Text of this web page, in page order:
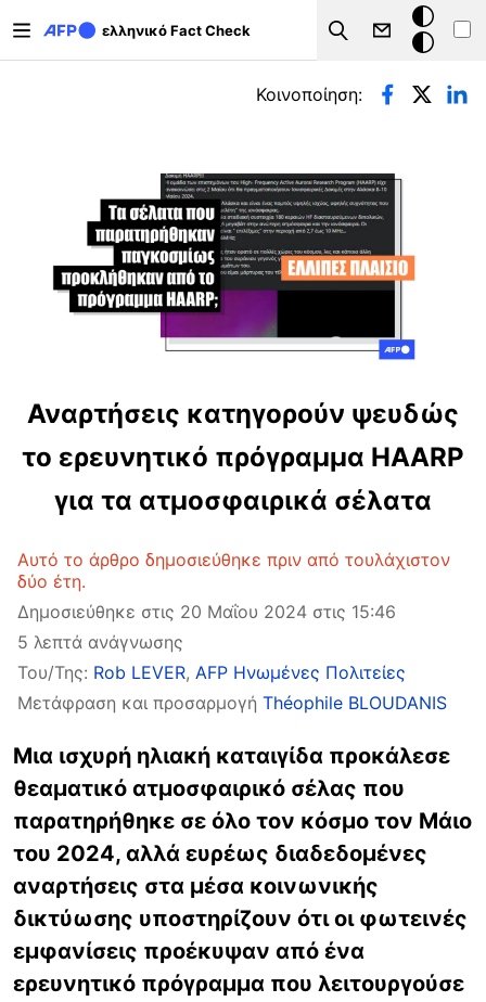
ελληνικό Fact Check
Search
Σκοτεινή
Πρωτεύουσες καρτέλες
Κοινοποίηση:
Αναρτήσεις κατηγορούν ψευδώς
το ερευνητικό πρόγραμμα HAARP
για τα ατμοσφαιρικά σέλατα
Αυτό το άρθρο δημοσιεύθηκε πριν από τουλάχιστον
δύο έτη.
Δημοσιεύθηκε στις 20 Μαΐου 2024 στις 15:46
5 λεπτά ανάγνωσης
Του/Της: Rob LEVER, AFP Ηνωμένες Πολιτείες
Μετάφραση και προσαρμογή Théophile BLOUDANIS
Μια ισχυρή ηλιακή καταιγίδα προκάλεσε
θεαματικό ατμοσφαιρικό σέλας που
παρατηρήθηκε σε όλο τον κόσμο τον Μάιο
του 2024, αλλά ευρέως διαδεδομένες
αναρτήσεις στα μέσα κοινωνικής
δικτύωσης υποστηρίζουν ότι οι φωτεινές
εμφανίσεις προέκυψαν από ένα
ερευνητικό πρόγραμμα που λειτουργούσε